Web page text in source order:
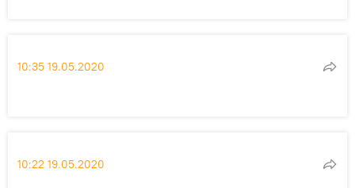
10:35 19.05.2020
10:22 19.05.2020